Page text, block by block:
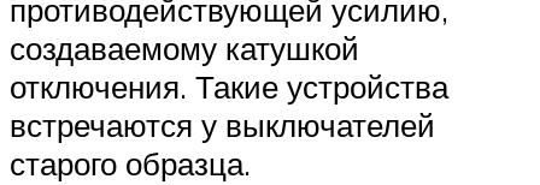
противодействующей усилию,
создаваемому катушкой
отключения. Такие устройства
встречаются у выключателей
старого образца.